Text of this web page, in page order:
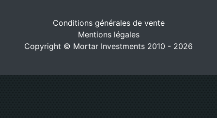
Conditions générales de vente
Mentions légales
Copyright © Mortar Investments 2010 - 2026